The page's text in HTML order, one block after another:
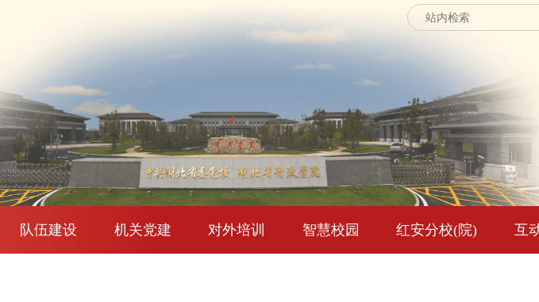
队伍建设 机关党建 对外培训 智慧校园 红安分校(院) 互